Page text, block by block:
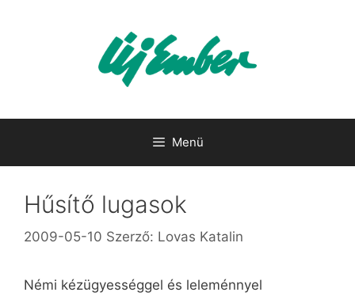
Menü
Hűsítő lugasok
2009-05-10 Szerző: Lovas Katalin
Némi kézügyességgel és leleménnyel